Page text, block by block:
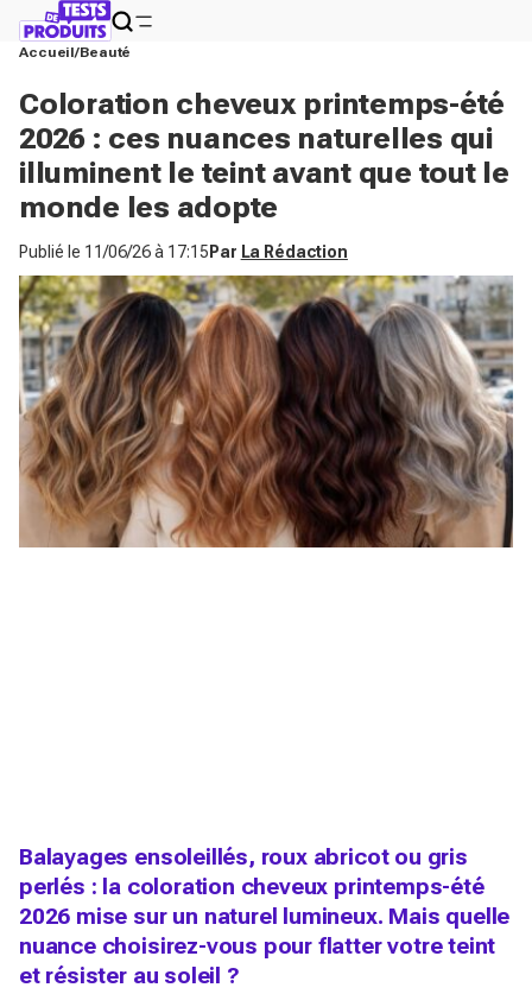
Accueil Beauté
Coloration cheveux printemps-été
2026 : ces nuances naturelles qui
illuminent le teint avant que tout le
monde les adopte
Publié le 11/06/26 à 17:15 Par La Rédaction
Balayages ensoleillés, roux abricot ou gris
perlés : la coloration cheveux printemps-été
2026 mise sur un naturel lumineux. Mais quelle
nuance choisirez-vous pour flatter votre teint
et résister au soleil ?